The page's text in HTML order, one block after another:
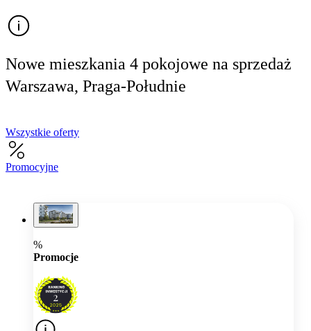
Nowe mieszkania 4 pokojowe na sprzedaż
Warszawa, Praga-Południe
Wszystkie oferty
Promocyjne
%
Promocje